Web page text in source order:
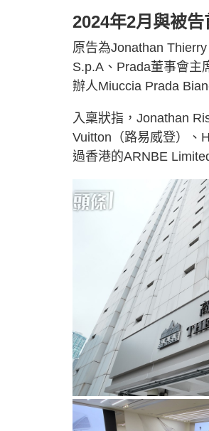
2024年2月與被
原告為Jonathan
S.p.A、Prada董事會主
辦人Miuccia Prada
入稟狀指，Jonathan
Vuitton（路易威登）、
過香港的ARNBE